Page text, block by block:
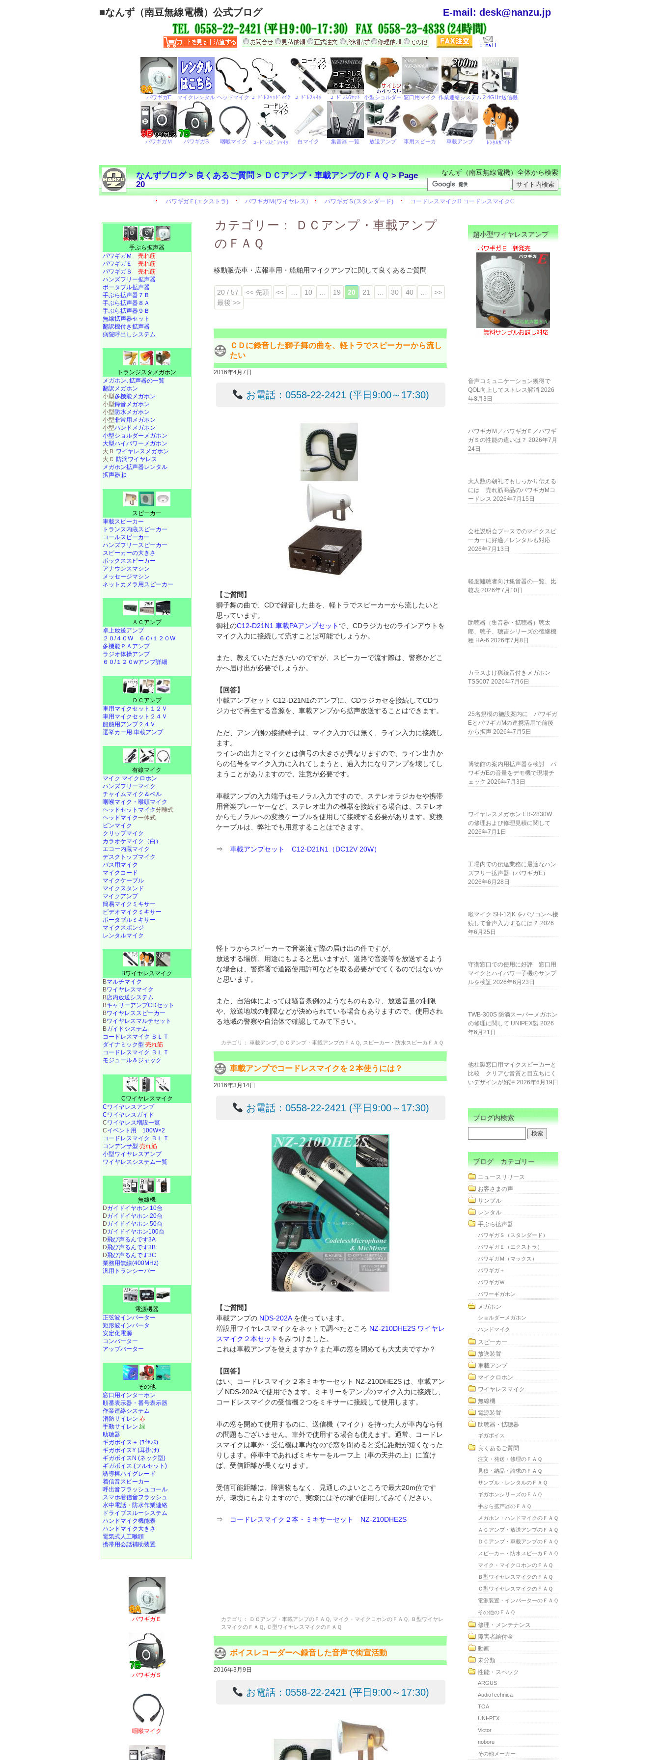
■なんず（南豆無線電機）公式ブログ E-mail: desk@nanzu.jp
なんずブログ>良くあるご質問>ＤＣアンプ・車載アンプのＦＡＱ> Page
20
なんず（南豆無線電機）全体から検索
カテゴリー：
ＤＣアンプ・車載アンプ
のＦＡＱ
移動販売車・広報車用・船舶用マイクアンプに関して良くあるご質問
20 / 57 << 先頭 << 10 19 20 21 30 40
>>
最後 >>
ＣＤに録音した獅子舞の曲を、軽トラでスピーカーから流し
たい
2016年4月7日
お電話：0558-22-2421 (平日9:00～17:30)
【ご質問】
獅子舞の曲で、CDで録音した曲を、軽トラでスピーカーから流したいと
思っています。
御社のC12-D21N1 車載PAアンプセット で、CDラジカセのラインアウトを
マイク入力に接続して流すことは可能でしょうか。
また、教えていただきたいのですが、スピーカーで流す際は、警察かどこ
かへ届け出が必要でしょうか。
【回答】
車載アンプセット C12-D21N1のアンプに、CDラジカセを接続してCDラ
ジカセで再生する音源を、車載アンプから拡声放送することはできます。
ただ、アンプ側の接続端子は、マイク入力では無く、ライン入力に接続し
ます。
ラインの出力とマイクとは信号の大きさが異なりますので、ライン出力か
らの信号をマイク入力に入れてしまうと、過入力になりアンプを壊してし
まうことがありますので、注意が必要です。
車載アンプの入力端子はモノラル入力ですので、ステレオラジカセや携帯
用音楽プレーヤーなど、ステレオ出力の機器を接続する場合は、ステレオ
からモノラルへの変換ケーブルを使用して接続する必要があります。変換
ケーブルは、弊社でも用意することはできます。
⇒車載アンプセット C12-D21N1（DC12V 20W）
軽トラからスピーカーで音楽流す際の届け出の件ですが、
放送する場所、用途にもよると思いますが、道路で音楽等を放送するよう
な場合は、警察署で道路使用許可などを取る必要がでてくるのではないか
と思います。
また、自治体によっては騒音条例のようなものもあり、放送音量の制限
や、放送地域の制限などが決められている場合もありますので、使用され
る地域の警察や自治体で確認してみて下さい。
カテゴリ： 車載アンプ ＤＣアンプ・車載アンプのＦＡＱ スピーカー・防水スピーカＦＡＱ
車載アンプでコードレスマイクを２本使うには？
2016年3月14日
お電話：0558-22-2421 (平日9:00～17:30)
【ご質問】
車載アンプの NDS-202Aを使っています。
増設用ワイヤレスマイクをネットで調べたところ NZ-210DHE2S ワイヤレ
スマイク２本セット をみつけました。
これは車載アンプを使えますか？また車の窓を閉めても大丈夫ですか？
【回答】
はい、コードレスマイク２本ミキサーセット NZ-210DHE2S は、車載アン
プ NDS-202A で使用できます。ミキサーをアンプのマイク入力に接続し、
コードレスマイクの受信機２つをミキサーに接続して使用します。
車の窓を閉めて使用するのに、送信機（マイク）を持った人が車内なら何
の問題もございません。車外で使用する場合も使えます。通常、コードレ
スマイクは車外・受信機は車内なので窓を閉めると受信距離が短くなった
りします。停車中であればミキサーをルーフ上（車の天井の上）に置け
ば、受信距離が長くなります。
受信可能距離は、障害物もなく、見通しのよいところで最大20m位です
が、環境にもよりますので、実際にはその場で使用してみてください。
⇒ コードレスマイク２本・ミキサーセット NZ-210DHE2S
カテゴリ： ＤＣアンプ・車載アンプのＦＡＱ マイク・マイクロホンのＦＡＱ
Ｂ型ワイヤレ
スマイクのＦＡＱ
Ｃ型ワイヤレスマイクのＦＡＱ
ボイスレコーダーへ録音した音声で街宣活動
2016年3月9日
お電話：0558-22-2421 (平日9:00～17:30)
手ぶら拡声器
パワギガＭ 売れ筋
パワギガＥ 売れ筋
パワギガＳ 売れ筋
ハンズフリー拡声器
ポータブル拡声器
手ぶら拡声器７Ｂ
手ぶら拡声器８Ａ
手ぶら拡声器９Ｂ
無線拡声器セット
翻訳機付き拡声器
病院呼出しシステム
トランジスタメガホン
メガホン､拡声器の一覧
翻訳メガホン
小型多機能メガホン
小型録音メガホン
小型防水メガホン
小型非常用メガホン
小型ハンドメガホン
小型ショルダーメガホン
大型ハイパワーメガホン
大Ｂ ワイヤレスメガホン
大Ｃ 防滴ワイヤレス
メガホン拡声器レンタル
拡声器.jp
スピーカー
車載スピーカー
トランス内蔵スピーカー
コールスピーカー
ハンズフリースピーカー
スピーカーの大きさ
ボックススピーカー
アナウンスマシン
メッセージマシン
ネットカメラ用スピーカー
ＡＣアンプ
卓上放送アンプ
２０/４０W
６０/１２０W
多機能ＰＡアンプ
ラジオ体操アンプ
６０/１２０wアンプ詳細
ＤＣアンプ
車用マイクセット１２Ｖ
車用マイクセット２４Ｖ
船舶用アンプ２４Ｖ
選挙カー用 車載アンプ
有線マイク
マイク マイクロホン
ハンズフリーマイク
チャイムマイク＆ベル
咽喉マイク・喉頭マイク
ヘッドセットマイク分離式
ヘッドマイク一体式
ピンマイク
クリップマイク
カラオケマイク（白）
エコー内蔵マイク
デスクトップマイク
バス用マイク
マイクコード
マイクケーブル
マイクスタンド
マイクアンプ
簡易マイクミキサー
ビデオマイクミキサー
ポータブルミキサー
マイクスポンジ
レンタルマイク
Bワイヤレスマイク
Bマルチマイク
Bワイヤレスマイク
B店内放送システム
BキャリーアンプCDセット
Bワイヤレススピーカー
Bワイヤレスマルチセット
Bガイドシステム
コードレスマイク ＢＬＴ
ダイナミック型 売れ筋
コードレスマイク ＢＬＴ
モジュール＆ジャック
Cワイヤレスマイク
Cワイヤレスアンプ
Cワイヤレスガイド
Cワイヤレス増設一覧
Cイベント用 100W×2
コードレスマイク ＢＬＴ
コンデンサ型 売れ筋
小型ワイヤレスアンプ
ワイヤレスシステム一覧
無線機
Dガイドイヤホン 10台
Dガイドイヤホン 20台
Dガイドイヤホン 50台
Dガイドイヤホン100台
D飛び声るんです3A
D飛び声るんです3B
D飛び声るんです3C
業務用無線(400MHz)
汎用トランシーバー
電源機器
正弦波インバーター
矩形波インバータ
安定化電源
コンバーター
アップバーター
その他
窓口用インターホン
順番表示器・番号表示器
作業連絡システム
消防サイレン 赤
手動サイレン 緑
助聴器
ギガボイス＋ (ﾜｲﾔﾚｽ)
ギガボイスY (耳掛け)
ギガボイスN (ネック型)
ギガボイス (フルセット)
誘導棒ハイグレード
着信音スピーカー
呼出音フラッシュコール
スマホ着信音フラッシュ
水中電話 ・ 防水作業連絡
ドライブスルーシステム
ハンドマイク機能表
ハンドマイク大きさ
電気式人工喉頭
携帯用会話補助装置
パワギガＥ
パワギガＳ
咽喉マイク
超小型ワイヤレスアンプ
音声コミュニケーション獲得で
QOL向上してストレス解消 2026
年8月3日
パワギガＭ／パワギガＥ／パワギ
ガＳの性能の違いは？ 2026年7月
24日
大人数の朝礼でもしっかり伝える
には 売れ筋商品のパワギガMコ
ードレス 2026年7月15日
会社説明会ブースでのマイクスピ
ーカーに好適／レンタルも対応
2026年7月13日
軽度難聴者向け集音器の一覧、比
較表 2026年7月10日
助聴器（集音器・拡聴器）聴太
郎、聴子、聴吉シリーズの後継機
種 HA-6 2026年7月8日
カラスよけ猟銃音付きメガホン
TSS007 2026年7月6日
25名規模の施設案内に パワギガ
EとパワギガMの連携活用で前後
から拡声 2026年7月5日
博物館の案内用拡声器を検討 パ
ワギガEの音量をデモ機で現場チ
ェック 2026年7月3日
ワイヤレスメガホン ER-2830W
の修理および修理見積に関して
2026年7月1日
工場内での伝達業務に最適なハン
ズフリー拡声器（パワギガE）
2026年6月28日
喉マイク SH-12jK をパソコンへ接
続して音声入力するには？ 2026
年6月25日
守衛窓口での使用に好評 窓口用
マイクとハイパワー子機のサンプ
ルを検証 2026年6月23日
TWB-300S 防滴スーパーメガホン
の修理に関して UNIPEX製 2026
年6月21日
他社製窓口用マイクスピーカーと
比較 クリアな音質と目立ちにく
いデザインが好評 2026年6月19日
ブログ内検索
ブログ カテゴリー
ニュースリリース
お客さまの声
サンプル
レンタル
手ぶら拡声器
パワギガＳ（スタンダード）
パワギガＥ（エクストラ）
パワギガＭ（マックス）
パワギガ＋
パワギガＷ
パワーギガホン
メガホン
ショルダーメガホン
ハンドマイク
スピーカー
放送装置
車載アンプ
マイクロホン
ワイヤレスマイク
無線機
電源装置
助聴器・拡聴器
ギガボイス
良くあるご質問
注文・発送・修理のＦＡＱ
見積・納品・請求のＦＡＱ
サンプル・レンタルのＦＡＱ
ギガホンシリーズのＦＡＱ
手ぶら拡声器のＦＡＱ
メガホン・ハンドマイクのＦＡＱ
ＡＣアンプ・放送アンプのＦＡＱ
ＤＣアンプ・車載アンプのＦＡＱ
スピーカー・防水スピーカＦＡＱ
マイク・マイクロホンのＦＡＱ
Ｂ型ワイヤレスマイクのＦＡＱ
Ｃ型ワイヤレスマイクのＦＡＱ
電源装置・インバーターのＦＡＱ
その他のＦＡＱ
修理・メンテナンス
障害者給付金
動画
未分類
性能・スペック
ARGUS
AudioTechnica
TOA
UNI-PEX
Victor
noboru
その他メーカー